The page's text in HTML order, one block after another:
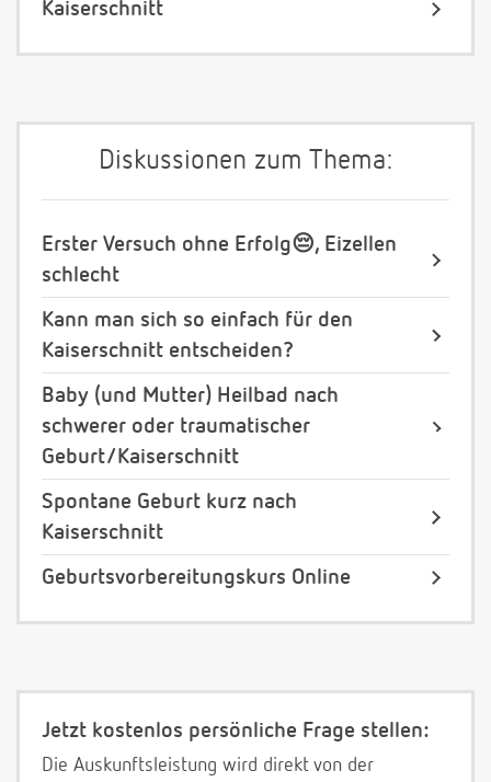
Kaiserschnitt
Diskussionen zum Thema:
Erster Versuch ohne Erfolg😔, Eizellen
schlecht
Kann man sich so einfach für den
Kaiserschnitt entscheiden?
Baby (und Mutter) Heilbad nach
schwerer oder traumatischer
Geburt/Kaiserschnitt
Spontane Geburt kurz nach
Kaiserschnitt
Geburtsvorbereitungskurs Online
Jetzt kostenlos persönliche Frage stellen:
Die Auskunftsleistung wird direkt von der